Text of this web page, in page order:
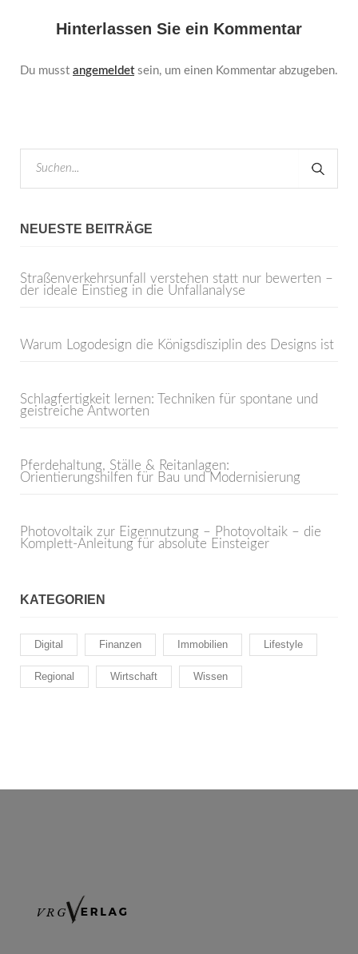
Hinterlassen Sie ein Kommentar
Du musst angemeldetsein, um einen Kommentar abzugeben.
NEUESTE BEITRÄGE
Straßenverkehrsunfall verstehen statt nur bewerten –
der ideale Einstieg in die Unfallanalyse
Warum Logodesign die Königsdisziplin des Designs ist
Schlagfertigkeit lernen: Techniken für spontane und
geistreiche Antworten
Pferdehaltung, Ställe & Reitanlagen:
Orientierungshilfen für Bau und Modernisierung
Photovoltaik zur Eigennutzung – Photovoltaik – die
Komplett-Anleitung für absolute Einsteiger
KATEGORIEN
Digital Finanzen Immobilien Lifestyle
Regional Wirtschaft Wissen